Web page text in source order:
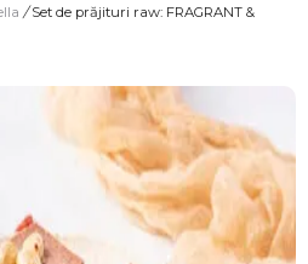
/ Set de prăjituri raw: FRAGRANT &